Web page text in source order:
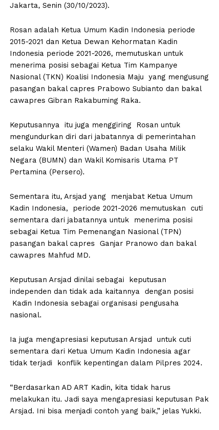
Jakarta, Senin (30/10/2023).
Rosan adalah Ketua Umum Kadin Indonesia periode
2015-2021 dan Ketua Dewan Kehormatan Kadin
Indonesia periode 2021-2026, memutuskan untuk
menerima posisi sebagai Ketua Tim Kampanye
Nasional (TKN) Koalisi Indonesia Maju yang mengusung
pasangan bakal capres Prabowo Subianto dan bakal
cawapres Gibran Rakabuming Raka.
Keputusannya itu juga menggiring Rosan untuk
mengundurkan diri dari jabatannya di pemerintahan
selaku Wakil Menteri (Wamen) Badan Usaha Milik
Negara (BUMN) dan Wakil Komisaris Utama PT
Pertamina (Persero).
Sementara itu, Arsjad yang menjabat Ketua Umum
Kadin Indonesia, periode 2021-2026 memutuskan cuti
sementara dari jabatannya untuk menerima posisi
sebagai Ketua Tim Pemenangan Nasional (TPN)
pasangan bakal capres Ganjar Pranowo dan bakal
cawapres Mahfud MD.
Keputusan Arsjad dinilai sebagai keputusan
independen dan tidak ada kaitannya dengan posisi
Kadin Indonesia sebagai organisasi pengusaha
nasional.
Ia juga mengapresiasi keputusan Arsjad untuk cuti
sementara dari Ketua Umum Kadin Indonesia agar
tidak terjadi konflik kepentingan dalam Pilpres 2024.
“Berdasarkan AD ART Kadin, kita tidak harus
melakukan itu. Jadi saya mengapresiasi keputusan Pak
Arsjad. Ini bisa menjadi contoh yang baik,” jelas Yukki.